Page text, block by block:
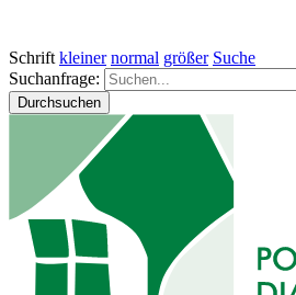
Schrift kleiner normal größer Suche
Suchanfrage:
Durchsuchen